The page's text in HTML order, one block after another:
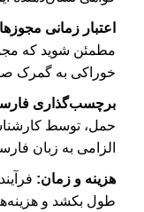
اعتبار زمانی
مطمئن شوید که
خوراکی به گمرک
برچسب‌گذاری
حمل، توسط
الزامی به زبان
هزینه و زمان:
طول بکشد و